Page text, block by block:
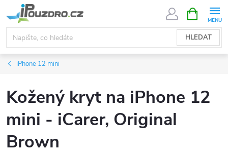
na
obsah
HLEDAT
NÁKUPNÍ
KOŠÍK
iPhone 12 mini
Kožený kryt na iPhone 12
mini - iCarer, Original
Brown